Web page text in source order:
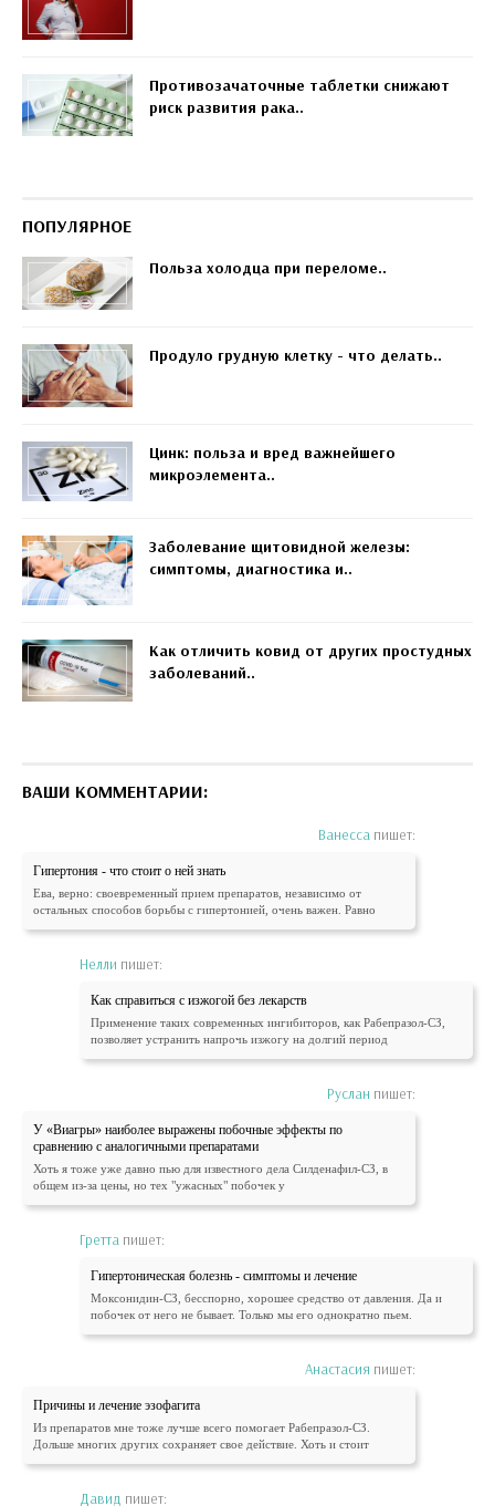
Противозачаточные таблетки снижают
риск развития рака..
ПОПУЛЯРНОЕ
Польза холодца при переломе..
Продуло грудную клетку - что делать..
Цинк: польза и вред важнейшего
микроэлемента..
Заболевание щитовидной железы:
симптомы, диагностика и..
Как отличить ковид от других простудных
заболеваний..
ВАШИ КОММЕНТАРИИ:
Ванесса пишет:
Гипертония - что стоит о ней знать
Ева, верно: своевременный прием препаратов, независимо от
остальных способов борьбы с гипертонией, очень важен. Равно
Нелли пишет:
Как справиться с изжогой без лекарств
Применение таких современных ингибиторов, как Рабепразол-СЗ,
позволяет устранить напрочь изжогу на долгий период
Руслан пишет:
У «Виагры» наиболее выражены побочные эффекты по
сравнению с аналогичными препаратами
Хоть я тоже уже давно пью для известного дела Силденафил-СЗ, в
общем из-за цены, но тех "ужасных" побочек у
Гретта пишет:
Гипертоническая болезнь - симптомы и лечение
Моксонидин-СЗ, бесспорно, хорошее средство от давления. Да и
побочек от него не бывает. Только мы его однократно пьем.
Анастасия пишет:
Причины и лечение эзофагита
Из препаратов мне тоже лучше всего помогает Рабепразол-СЗ.
Дольше многих других сохраняет свое действие. Хоть и стоит
Давид пишет: